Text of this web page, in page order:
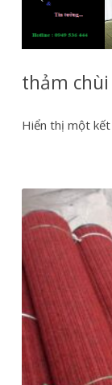
thảm
Hiển thị một